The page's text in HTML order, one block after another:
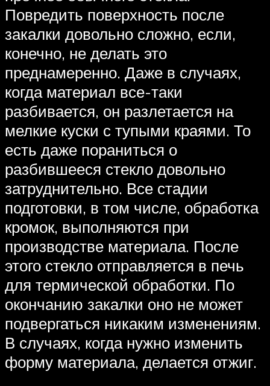
Повредить поверхность после
закалки довольно сложно, если,
конечно, не делать это
преднамеренно. Даже в случаях,
когда материал все-таки
разбивается, он разлетается на
мелкие куски с тупыми краями. То
есть даже пораниться о
разбившееся стекло довольно
затруднительно. Все стадии
подготовки, в том числе, обработка
кромок, выполняются при
производстве материала. После
этого стекло отправляется в печь
для термической обработки. По
окончанию закалки оно не может
подвергаться никаким изменениям.
В случаях, когда нужно изменить
форму материала, делается отжиг.